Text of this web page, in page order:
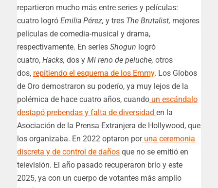
repartieron mucho más entre series y películas:
cuatro logró Emilia Pérez, y tres The Brutalist, mejores
películas de comedia-musical y drama,
respectivamente. En series Shogun logró
cuatro, Hacks, dos y Mi reno de peluche, otros
dos, repitiendo el esquema de los Emmy. Los Globos
de Oro demostraron su poderío, ya muy lejos de la
polémica de hace cuatro años, cuando un escándalo
destapó prebendas y falta de diversidad en la
Asociación de la Prensa Extranjera de Hollywood, que
los organizaba. En 2022 optaron poruna ceremonia
discreta y de control de daños que no se emitió en
televisión. El año pasado recuperaron brío y este
2025, ya con un cuerpo de votantes más amplio